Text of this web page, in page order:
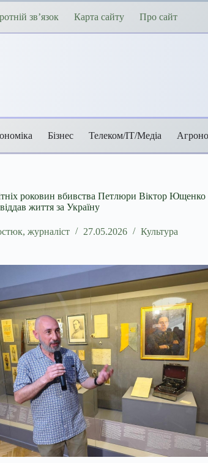
зв’язок Карта сайту Про сайт
Бізнес Телеком/ІТ/Медіа
роковин вбивства Петлюри Віктор Ющенко
життя за Україну
журналіст 27.05.2026 Культура